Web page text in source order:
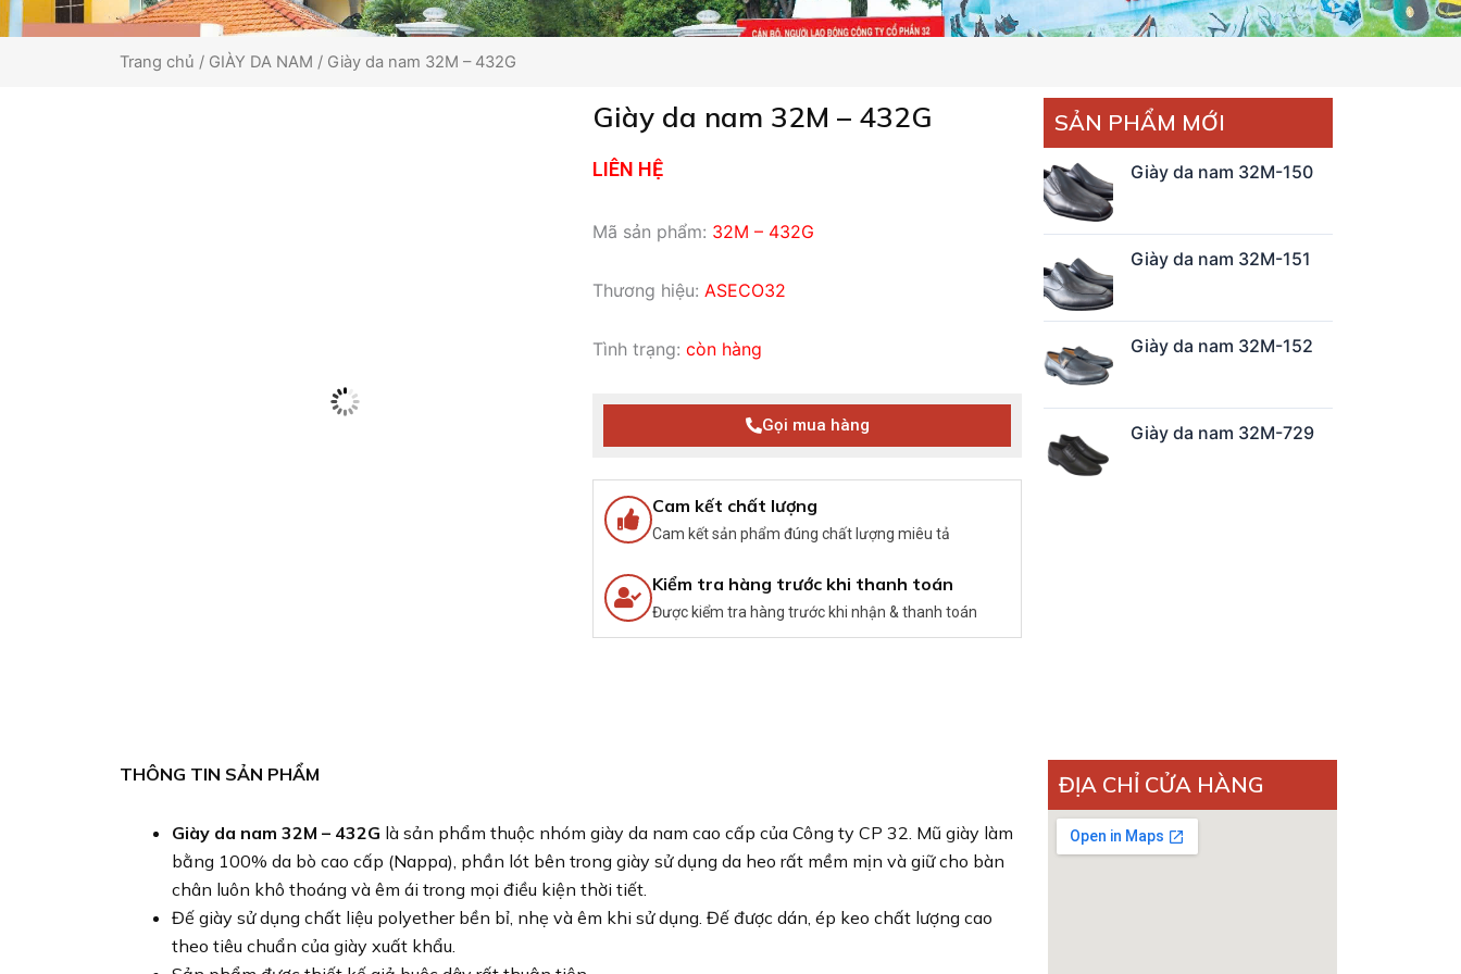
Trang chủ / GIÀY DA NAM / Giày da nam 32M – 432G
Giày da nam 32M – 432G
LIÊN HỆ
Mã sản phẩm: 32M – 432G
Thương hiệu: ASECO32
Tình trạng: còn hàng
Gọi mua hàng
Cam kết chất lượng
Cam kết sản phẩm đúng chất lượng miêu tả
Kiểm tra hàng trước khi thanh toán
Được kiểm tra hàng trước khi nhận & thanh toán
SẢN PHẨM MỚI
Giày da nam 32M-150
Giày da nam 32M-151
Giày da nam 32M-152
Giày da nam 32M-729
THÔNG TIN SẢN PHẨM
Giày da nam 32M – 432G là sản phẩm thuộc nhóm giày da nam cao cấp của Công ty CP 32. Mũ giày làm
bằng 100% da bò cao cấp (Nappa), phần lót bên trong giày sử dụng da heo rất mềm mịn và giữ cho bàn
chân luôn khô thoáng và êm ái trong mọi điều kiện thời tiết.
Đế giày sử dụng chất liệu polyether bền bỉ, nhẹ và êm khi sử dụng. Đế được dán, ép keo chất lượng cao
theo tiêu chuẩn của giày xuất khẩu.
ĐỊA CHỈ CỬA HÀNG